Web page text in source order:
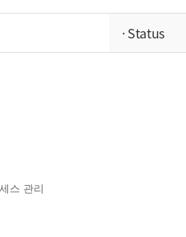
· Status
스 관리